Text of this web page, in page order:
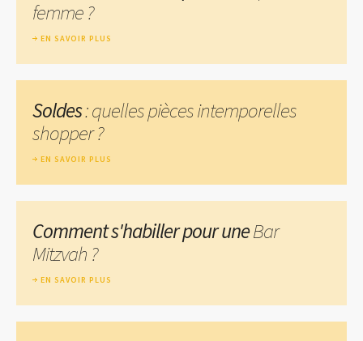
femme ?
EN SAVOIR PLUS
Soldes: quelles pièces intemporelles
shopper ?
EN SAVOIR PLUS
Comment s'habiller pour uneBar
Mitzvah ?
EN SAVOIR PLUS